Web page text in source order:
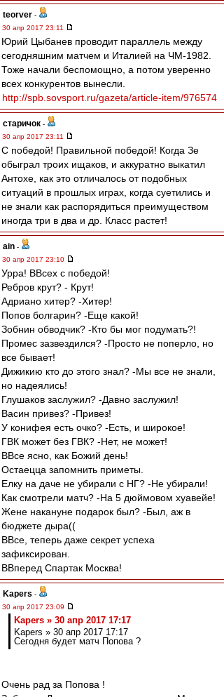
teorver -
30 апр 2017 23:11
Юрий Цыбанев проводит параллель между
сегодняшним матчем и Италией на ЧМ-1982.
Тоже начали беспомощно, а потом уверенно
всех конкурентов вынесли.
http://spb.sovsport.ru/gazeta/article-item/976574
старичок -
30 апр 2017 23:11
С победой! Правильной победой! Когда Зе
обыграл троих ищаков, и аккуратно выкатил
Антохе, как это отличалось от подобных
ситуаций в прошлых играх, когда суетились и
не знали как распорядиться преимуществом
иногда три в два и др. Класс растет!
ain -
30 апр 2017 23:10
Урра! ВВсех с победой!
Ребров крут? - Крут!
Адриано хитер? -Хитер!
Попов болгарин? -Еще какой!
Зобнин обводчик? -Кто бы мог подумать?!
Промес зазвездился? -Просто не поперло, но
все бывает!
Дижикию кто до этого знал? -Мы все не знали,
но надеялись!
Глушаков заслужил? -Давно заслужил!
Васин привез? -Привез!
У конифея есть очко? -Есть, и широкое!
ГВК может без ГВК? -Нет, не может!
ВВсе ясно, как Божий день!
Остаецца запомнить приметы.
Елку на даче не убирали с НГ? -Не убирали!
Как смотрели матч? -На 5 дюймовом хуавейе!
Жене накануне подарок был? -Был, аж в
бюджете дыра((
ВВсе, теперь даже секрет успеха
зафиксирован.
ВВперед Спартак Москва!
Kapers -
30 апр 2017 23:09
Kapers » 30 апр 2017 17:17
Kapers » 30 апр 2017 17:17
Сегодня будет матч Попова ?
Очень рад за Попова !